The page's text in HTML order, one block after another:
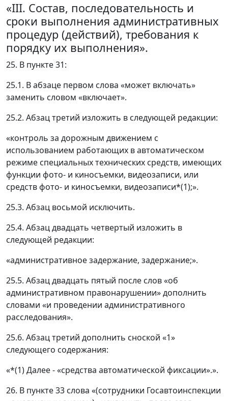
«III. Состав, последовательность и
сроки выполнения административных
процедур (действий), требования к
порядку их выполнения».
25. В пункте 31:
25.1. В абзаце первом слова «может включать»
заменить словом «включает».
25.2. Абзац третий изложить в следующей редакции:
«контроль за дорожным движением с
использованием работающих в автоматическом
режиме специальных технических средств, имеющих
функции фото- и киносъемки, видеозаписи, или
средств фото- и киносъемки, видеозаписи*(1);».
25.3. Абзац восьмой исключить.
25.4. Абзац двадцать четвертый изложить в
следующей редакции:
«административное задержание, задержание;».
25.5. Абзац двадцать пятый после слов «об
административном правонарушении» дополнить
словами «и проведении административного
расследования».
25.6. Абзац третий дополнить сноской «1»
следующего содержания:
«*(1) Далее - «средства автоматической фиксации».».
26. В пункте 33 слова «(сотрудники Госавтоинспекции